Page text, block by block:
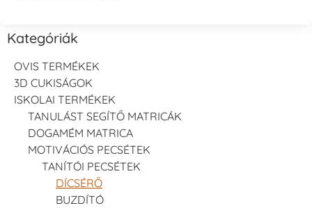
Kategóriák
OVIS TERMÉKEK
3D CUKISÁGOK
ISKOLAI TERMÉKEK
TANULÁST SEGÍTŐ MATRICÁK
DOGAMÉM MATRICA
MOTIVÁCIÓS PECSÉTEK
TANÍTÓI PECSÉTEK
DÍCSÉRŐ
BUZDÍTÓ